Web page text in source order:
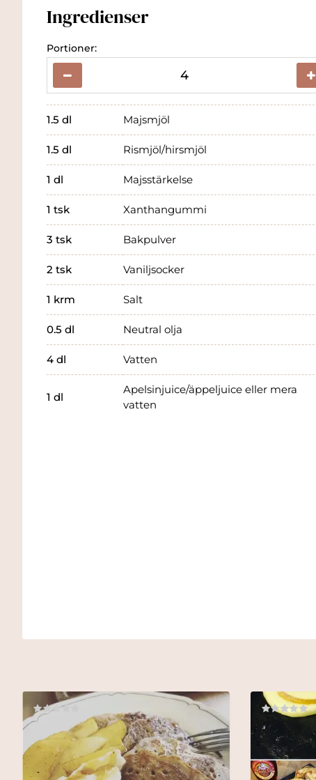
Ingredienser
Portioner:
1.5 dl Majsmjöl
1.5 dl Rismjöl/hirsmjöl
1 dl Majsstärkelse
1 tsk Xanthangummi
3 tsk Bakpulver
2 tsk Vaniljsocker
1 krm Salt
0.5 dl Neutral olja
4 dl Vatten
1 dl
Apelsinjuice/äppeljuice eller mera
vatten